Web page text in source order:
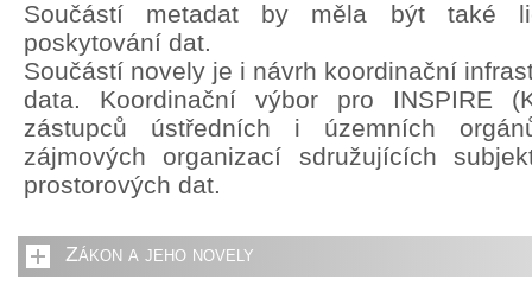
Součástí metadat by měla být také
poskytování dat.
Součástí novely je i návrh koordinační
data. Koordinační výbor pro INSPIRE
zástupců ústředních i územních
zájmových organizací sdružujících
prostorových dat.
Zákon a jeho novely